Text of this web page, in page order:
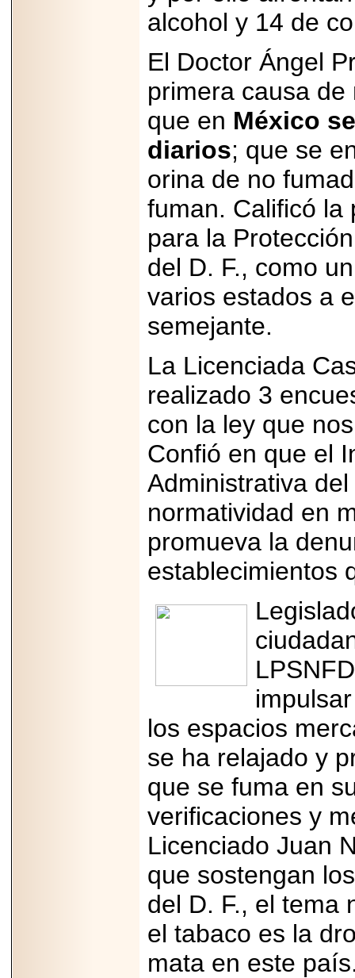
alcohol y 14 de
El Doctor Ángel
primera causa
que en México
diarios; que se
orina de no
fuman. Calificó la
para la
del D. F., como
varios estados a
semejante.
La Licenciada
realizado 3
con la ley que
Confió en que el
Administrativa
normatividad en
promueva la
establecimientos
los espacios
se ha relajado y
que se fuma en
verificaciones y
Licenciado Juan
que sostengan
del D. F., el tema
el tabaco es la
mata en este